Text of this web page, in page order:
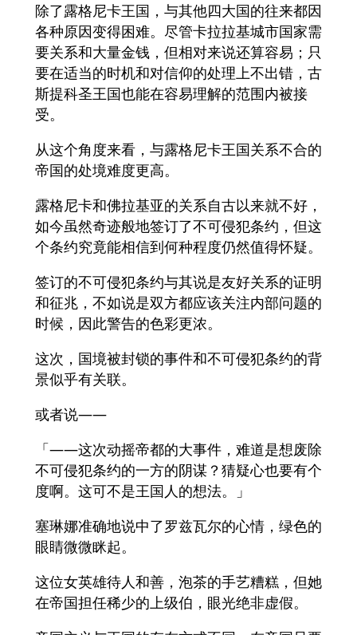
除了露格尼卡王国，与其他四大国的往来都因
各种原因变得困难。尽管卡拉拉基城市国家需
要关系和大量金钱，但相对来说还算容易；只
要在适当的时机和对信仰的处理上不出错，古
斯提科圣王国也能在容易理解的范围内被接
受。
从这个角度来看，与露格尼卡王国关系不合的
帝国的处境难度更高。
露格尼卡和佛拉基亚的关系自古以来就不好，
如今虽然奇迹般地签订了不可侵犯条约，但这
个条约究竟能相信到何种程度仍然值得怀疑。
签订的不可侵犯条约与其说是友好关系的证明
和征兆，不如说是双方都应该关注内部问题的
时候，因此警告的色彩更浓。
这次，国境被封锁的事件和不可侵犯条约的背
景似乎有关联。
或者说——
「——这次动摇帝都的大事件，难道是想废除
不可侵犯条约的一方的阴谋？猜疑心也要有个
度啊。这可不是王国人的想法。」
塞琳娜准确地说中了罗兹瓦尔的心情，绿色的
眼睛微微眯起。
这位女英雄待人和善，泡茶的手艺糟糕，但她
在帝国担任稀少的上级伯，眼光绝非虚假。